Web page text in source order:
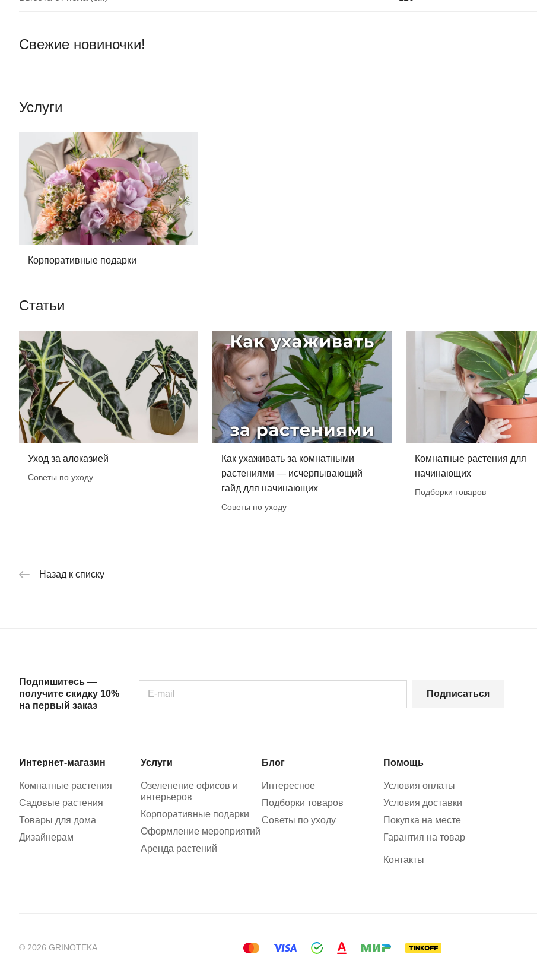
Свежие новиночки!
Услуги
Корпоративные подарки
Статьи
Уход за алоказией
Советы по уходу
Как ухаживать за комнатными
растениями — исчерпывающий
гайд для начинающих
Советы по уходу
Комнатные растения для
начинающих
Подборки товаров
Назад к списку
Подпишитесь —
получите скидку 10%
на первый заказ
Подписаться
Интернет-магазин
Комнатные растения
Садовые растения
Товары для дома
Дизайнерам
Услуги
Озеленение офисов и
интерьеров
Корпоративные подарки
Оформление мероприятий
Аренда растений
Блог
Интересное
Подборки товаров
Советы по уходу
Помощь
Условия оплаты
Условия доставки
Покупка на месте
Гарантия на товар
Контакты
© 2026 GRINOTEKA